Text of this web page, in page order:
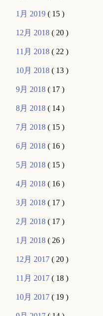
1月 2019( 15 )
12月 2018( 20 )
11月 2018( 22 )
10月 2018( 13 )
9月 2018( 17 )
8月 2018( 14 )
7月 2018( 15 )
6月 2018( 16 )
5月 2018( 15 )
4月 2018( 16 )
3月 2018( 17 )
2月 2018( 17 )
1月 2018( 26 )
12月 2017( 20 )
11月 2017( 18 )
10月 2017( 19 )